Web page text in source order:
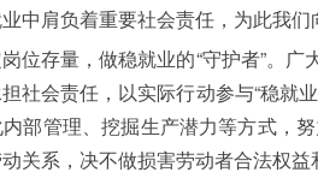
中肩负着重要社会责任，为此我
存量，做稳就业的“守护者”。广
社会责任，以实际行动参与“稳就
部管理、挖掘生产潜力等方式，
关系，决不做损害劳动者合法权